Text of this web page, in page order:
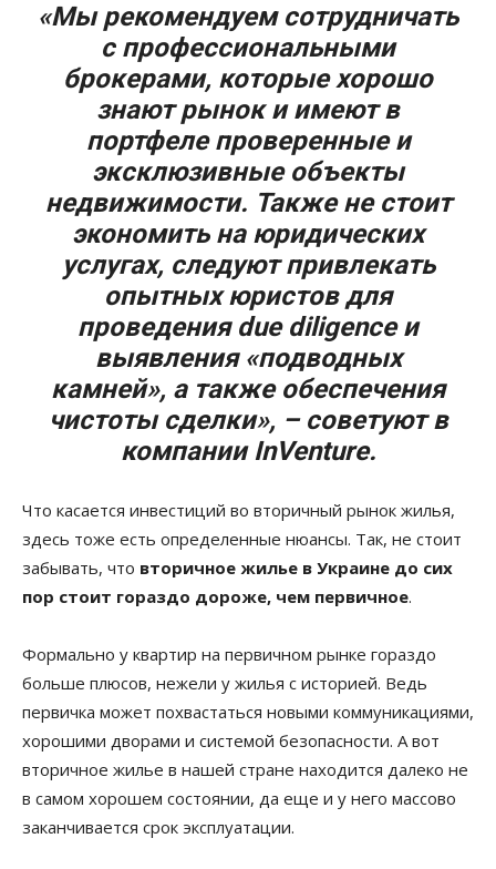
«Мы рекомендуем сотрудничать
с профессиональными
брокерами, которые хорошо
знают рынок и имеют в
портфеле проверенные и
эксклюзивные объекты
недвижимости. Также не стоит
экономить на юридических
услугах, следуют привлекать
опытных юристов для
проведения due diligence и
выявления «подводных
камней», а также обеспечения
чистоты сделки», – советуют в
компании InVenture.
Что касается инвестиций во вторичный рынок жилья,
здесь тоже есть определенные нюансы. Так, не стоит
забывать, что вторичное жилье в Украине до сих
пор стоит гораздо дороже, чем первичное.
Формально у квартир на первичном рынке гораздо
больше плюсов, нежели у жилья с историей. Ведь
первичка может похвастаться новыми коммуникациями,
хорошими дворами и системой безопасности. А вот
вторичное жилье в нашей стране находится далеко не
в самом хорошем состоянии, да еще и у него массово
заканчивается срок эксплуатации.